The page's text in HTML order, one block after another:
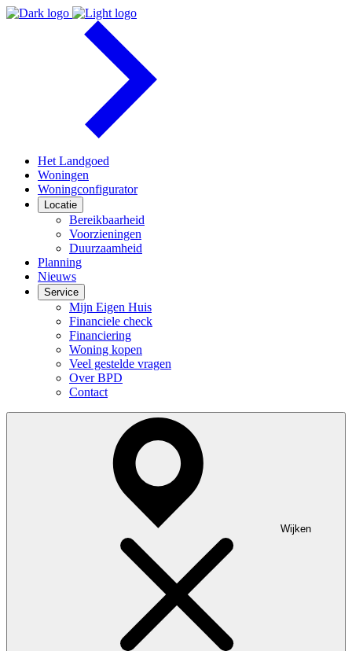
Het Landgoed
Woningen
Woningconfigurator
Locatie
Bereikbaarheid
Voorzieningen
Duurzaamheid
Planning
Nieuws
Service
Mijn Eigen Huis
Financiele check
Financiering
Woning kopen
Veel gestelde vragen
Over BPD
Contact
Wijken